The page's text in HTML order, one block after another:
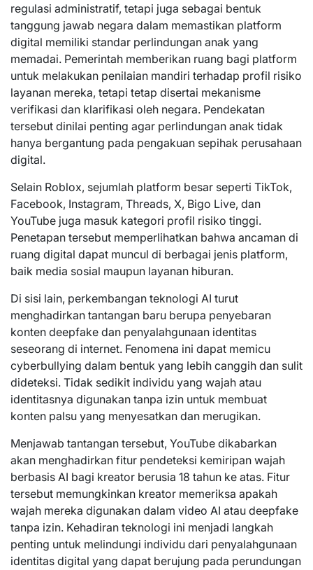
regulasi administratif, tetapi juga sebagai bentuk
tanggung jawab negara dalam memastikan platform
digital memiliki standar perlindungan anak yang
memadai. Pemerintah memberikan ruang bagi platform
untuk melakukan penilaian mandiri terhadap profil risiko
layanan mereka, tetapi tetap disertai mekanisme
verifikasi dan klarifikasi oleh negara. Pendekatan
tersebut dinilai penting agar perlindungan anak tidak
hanya bergantung pada pengakuan sepihak perusahaan
digital.
Selain Roblox, sejumlah platform besar seperti TikTok,
Facebook, Instagram, Threads, X, Bigo Live, dan
YouTube juga masuk kategori profil risiko tinggi.
Penetapan tersebut memperlihatkan bahwa ancaman di
ruang digital dapat muncul di berbagai jenis platform,
baik media sosial maupun layanan hiburan.
Di sisi lain, perkembangan teknologi AI turut
menghadirkan tantangan baru berupa penyebaran
konten deepfake dan penyalahgunaan identitas
seseorang di internet. Fenomena ini dapat memicu
cyberbullying dalam bentuk yang lebih canggih dan sulit
dideteksi. Tidak sedikit individu yang wajah atau
identitasnya digunakan tanpa izin untuk membuat
konten palsu yang menyesatkan dan merugikan.
Menjawab tantangan tersebut, YouTube dikabarkan
akan menghadirkan fitur pendeteksi kemiripan wajah
berbasis AI bagi kreator berusia 18 tahun ke atas. Fitur
tersebut memungkinkan kreator memeriksa apakah
wajah mereka digunakan dalam video AI atau deepfake
tanpa izin. Kehadiran teknologi ini menjadi langkah
penting untuk melindungi individu dari penyalahgunaan
identitas digital yang dapat berujung pada perundungan